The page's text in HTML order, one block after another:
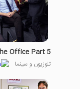
Office Part 5
تلوزیون و سینما